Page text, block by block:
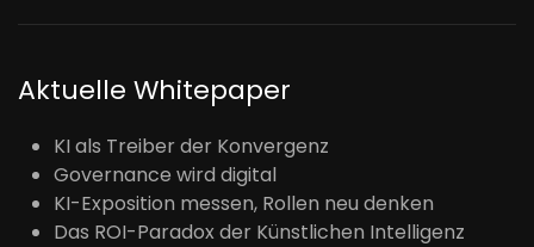
Aktuelle Whitepaper
KI als Treiber der Konvergenz
Governance wird digital
KI-Exposition messen, Rollen neu denken
Das ROI-Paradox der Künstlichen Intelligenz